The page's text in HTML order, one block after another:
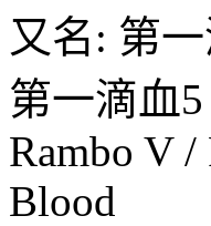
又名: 第
第一滴血
Rambo V /
Blood